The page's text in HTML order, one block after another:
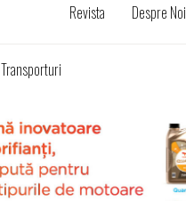
Revista Despre Noi
Transporturi